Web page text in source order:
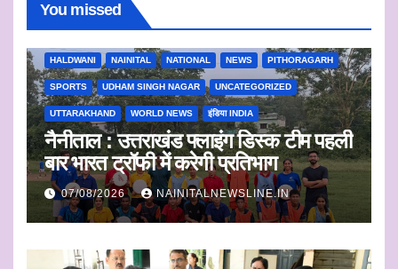
You missed
ALMORA BAGESHWAR CHAMPAWAT DEHRADUN
HALDWANI NAINITAL NATIONAL NEWS PITHORAGARH
SPORTS UDHAM SINGH NAGAR UNCATEGORIZED
UTTARAKHAND WORLD NEWS इंडिया INDIA
नैनीताल : उत्तराखंड फ्लाइंग डिस्क टीम पहली
बार भारत ट्रॉफी में करेगी प्रतिभाग
07/08/2026 NAINITALNEWSLINE.IN